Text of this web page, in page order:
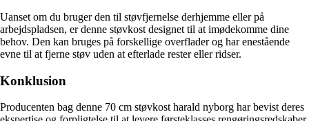
Uanset om du bruger den til støvfjernelse derhjemme eller på
arbejdspladsen, er denne støvkost designet til at imødekomme dine
behov. Den kan bruges på forskellige overflader og har enestående
evne til at fjerne støv uden at efterlade rester eller ridser.
Konklusion
Producenten bag denne 70 cm støvkost harald nyborg har bevist deres